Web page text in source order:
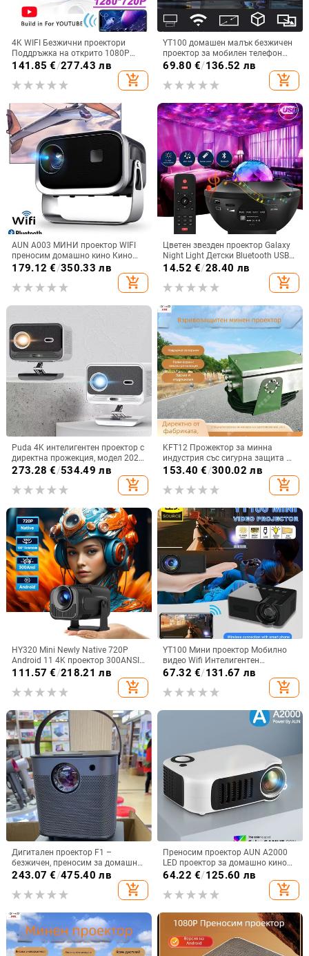
4K WIFI Безжични проектори
Поддръжка на открито 1080P
Мини проектори 360 Домашно
кино Кино HDMI Smart Tv За IOS
XIAOMI SAMSUNG
141.85 €/277.43 лв
add_shopping_cart
YT100 домашен малък безжичен
проектор за мобилен телефон
външен проектор, акумулаторно
69.80 €/136.52 лв
add_shopping_cart
AUN A003 МИНИ проектор WIFI
преносим домашно кино Кино
проектор Smart TV Sync Android
телефон LED проектори за 4k
филм
179.12 €/350.33 лв
add_shopping_cart
Цветен звезден проектор Galaxy
Night Light Детски Bluetooth USB
музикален плейър Star NightLight
Романтичен проектор Нощна
лампа Подарък
14.52 €/28.40 лв
add_shopping_cart
Puda 4K интелигентен проектор с
директна прожекция, модел 2025,
55W, Guangdong
273.28 €/534.49 лв
add_shopping_cart
KFT12 Прожектор за минна
индустрия със сигурна защита –
HD голям екран, здрав и
153.40 €/300.02 лв
add_shopping_cart
HY320 Mini Newly Native 720P
Android 11 4K проектор 300ANSI
Wifi6 BT5.0 Cinema Outdoor
Portable 180° Rotable Projector
111.57 €/218.21 лв
add_shopping_cart
YT100 Мини проектор Мобилно
видео Wifi Интелигентен
преносим домашно кино
Безжичен мултиекран за iPhone
Android Кино Детски подарък
67.32 €/131.67 лв
add_shopping_cart
Дигитален проектор F1 –
безжичен, преносим за домашно
кино, резолюция 720P, режим на
прожекция: всички, тегло 1,58 кг
243.07 €/475.40 лв
add_shopping_cart
Преносим проектор AUN A2000
LED проектор за домашно кино
Мини кино Smart TV Beamer
Поддръжка на 1080P Full HD
филми
64.22 €/125.60 лв
add_shopping_cart